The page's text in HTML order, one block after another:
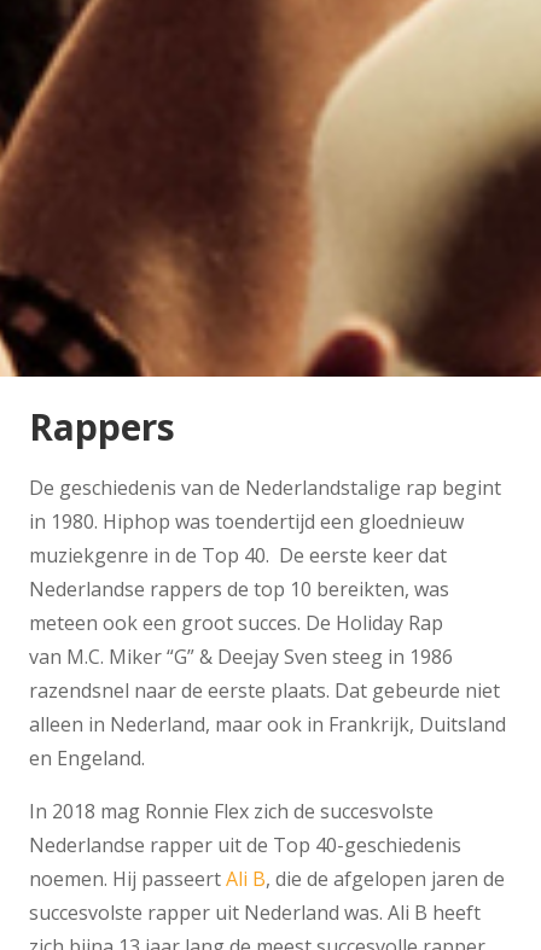
Rappers
De geschiedenis van de Nederlandstalige rap begint
in 1980. Hiphop was toendertijd een gloednieuw
muziekgenre in de Top 40. De eerste keer dat
Nederlandse rappers de top 10 bereikten, was
meteen ook een groot succes. De Holiday Rap
van M.C. Miker “G” & Deejay Sven steeg in 1986
razendsnel naar de eerste plaats. Dat gebeurde niet
alleen in Nederland, maar ook in Frankrijk, Duitsland
en Engeland.
In 2018 mag Ronnie Flex zich de succesvolste
Nederlandse rapper uit de Top 40-geschiedenis
noemen. Hij passeertAli B, die de afgelopen jaren de
succesvolste rapper uit Nederland was. Ali B heeft